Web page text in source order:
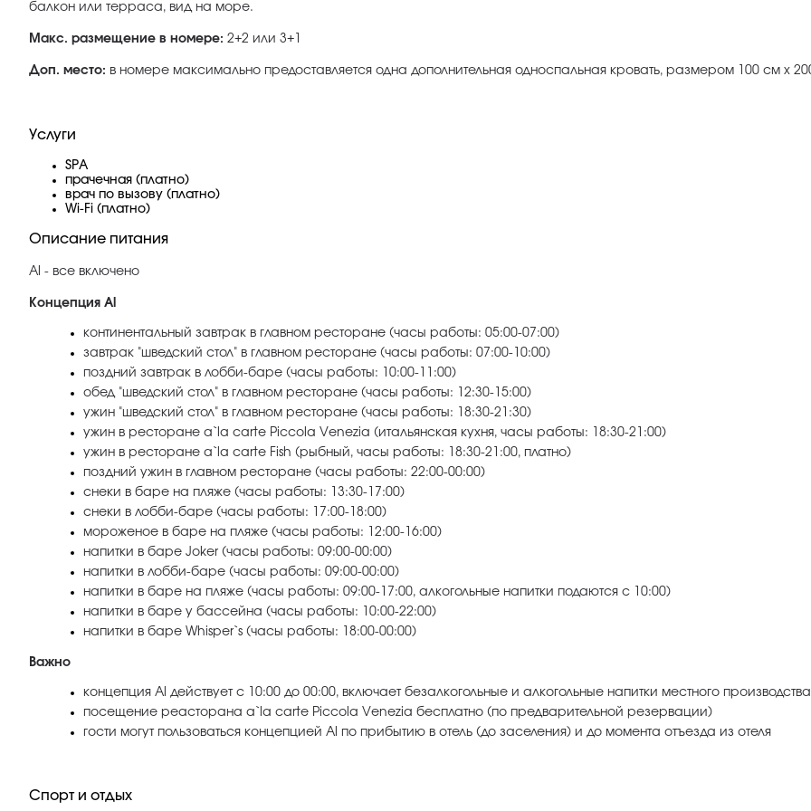
балкон или терраса, вид на море.
Макс. размещение в номере: 2+2 или 3+1
Доп. место: в номере максимально предоставляется одна дополнительная односпальная кровать, размером 100 см х
Услуги
SPA
прачечная (платно)
врач по вызову (платно)
Wi-Fi (платно)
Описание питания
Al - все включено
Концепция Al
континентальный завтрак в главном ресторане (часы работы: 05:00-07:00)
завтрак "шведский стол" в главном ресторане (часы работы: 07:00-10:00)
поздний завтрак в лобби-баре (часы работы: 10:00-11:00)
обед "шведский стол" в главном ресторане (часы работы: 12:30-15:00)
ужин "шведский стол" в главном ресторане (часы работы: 18:30-21:30)
ужин в ресторане a`la carte Piccola Venezia (итальянская кухня, часы работы: 18:30-21:00)
ужин в ресторане a`la carte Fish (рыбный, часы работы: 18:30-21:00, платно)
поздний ужин в главном ресторане (часы работы: 22:00-00:00)
снеки в баре на пляже (часы работы: 13:30-17:00)
снеки в лобби-баре (часы работы: 17:00-18:00)
мороженое в баре на пляже (часы работы: 12:00-16:00)
напитки в баре Joker (часы работы: 09:00-00:00)
напитки в лобби-баре (часы работы: 09:00-00:00)
напитки в баре на пляже (часы работы: 09:00-17:00, алкогольные напитки подаются с 10:00)
напитки в баре у бассейна (часы работы: 10:00-22:00)
напитки в баре Whisper`s (часы работы: 18:00-00:00)
Важно
концепция Al действует с 10:00 до 00:00, включает безалкогольные и алкогольные напитки местного производства
посещение реасторана a`la carte Piccola Venezia бесплатно (по предварительной резервации)
гости могут пользоваться концепцией Al по прибытию в отель (до заселения) и до момента отъезда из отеля
Спорт и отдых